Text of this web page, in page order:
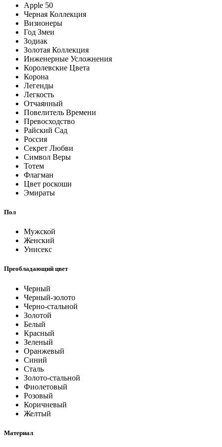
Apple 50
Черная Коллекция
Визионеры
Год Змеи
Зодиак
Золотая Коллекция
Инженерные Усложнения
Королевские Цвета
Корона
Легенды
Легкость
Отчаянный
Повелитель Времени
Превосходство
Райский Сад
Россия
Секрет Любви
Символ Веры
Тотем
Флагман
Цвет роскоши
Эмираты
Пол
Мужской
Женский
Унисекс
Преобладающий цвет
Черный
Черный-золото
Черно-стальной
Золотой
Белый
Красный
Зеленый
Оранжевый
Синий
Сталь
Золото-стальной
Фиолетовый
Розовый
Коричневый
Желтый
Материал